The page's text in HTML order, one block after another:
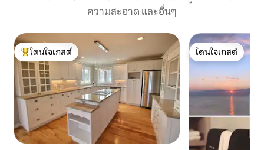
ความสะอาด และอื่นๆ
โดนใจเกสต์ที่สุด
โดนใจเกสต์
โดนใจเกสต์
โดนใจเกสต์